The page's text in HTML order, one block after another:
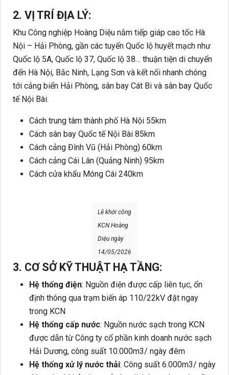
2. VỊ TRÍ ĐỊA LÝ:
Khu Công nghiệp Hoàng Diệu nằm tiếp giáp cao tốc Hà
Nội – Hải Phòng, gần các tuyến Quốc lộ huyết mạch như
Quốc lộ 5A, Quốc lộ 37, Quốc lộ 38… thuận tiện di chuyển
đến Hà Nội, Bắc Ninh, Lạng Sơn và kết nối nhanh chóng
tới cảng biển Hải Phòng, sân bay Cát Bi và sân bay Quốc
tế Nội Bài.
Cách trung tâm thành phố Hà Nội 55km
Cách sân bay Quốc tế Nội Bài 85km
Cách cảng Đình Vũ (Hải Phòng) 60km
Cách cảng Cái Lân (Quảng Ninh) 95km
Cách cửa khẩu Móng Cái 240km
Lễ khởi công
KCN Hoàng
Diệu ngày
14/05/2026
3. CƠ SỞ KỸ THUẬT HẠ TẦNG:
Hệ thống điện: Nguồn điện được cấp liên tục, ổn
định thông qua trạm biến áp 110/22kV đặt ngay
trong KCN
Hệ thống cấp nước: Nguồn nước sạch trong KCN
được dẫn từ Công ty cổ phần kinh doanh nước sạch
Hải Dương, công suất 10.000m3/ ngày đêm
Hệ thống xử lý nước thải: Công suất 6.000m3/ ngày